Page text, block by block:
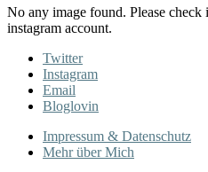
No any image found. Please
instagram account.
Twitter
Instagram
Email
Bloglovin
Impressum & Datenschutz
Mehr über Mich